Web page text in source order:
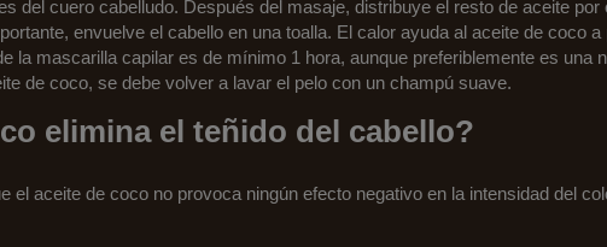
del cuero cabelludo. Después del masaje, distribuye el resto de aceite por
envuelve el cabello en una toalla. El calor ayuda al aceite de coco
la mascarilla capilar es de mínimo 1 hora, aunque preferiblemente es una
de coco, se debe volver a lavar el pelo con un champú suave.
elimina el teñido del cabello?
el aceite de coco no provoca ningún efecto negativo en la intensidad del